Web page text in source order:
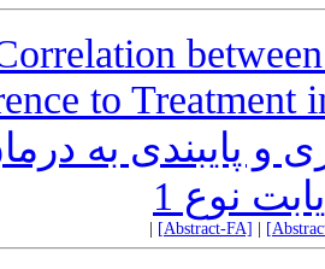
to Treatment
و پایبندی به
نوع 1
[Abstract-FA]